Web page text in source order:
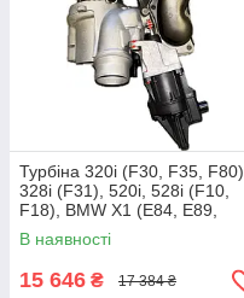
Турбіна 320i (F30, F35, F80),
328i (F31), 520i, 528i (F10,
F18), BMW X1 (E84, E89,
F25) N20B20, 2011+, 2.0 L
В наявності
15 646 ₴ 17 384 ₴